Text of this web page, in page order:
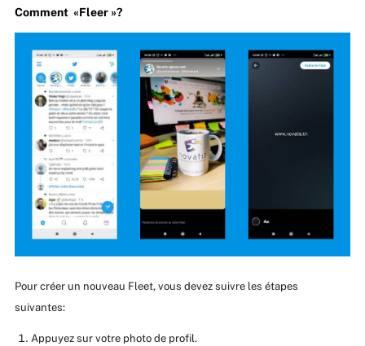
Comment «Fleer »?
Pour créer un nouveau Fleet, vous devez suivre les étapes
suivantes:
Appuyez sur votre photo de profil.